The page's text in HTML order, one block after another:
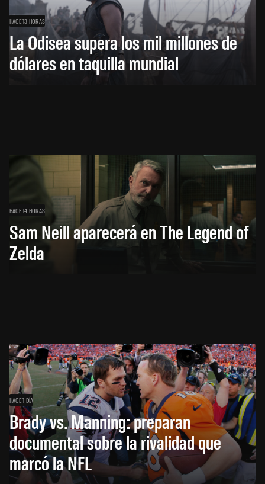
HACE 13 HORAS
La Odisea supera los mil millones de
dólares en taquilla mundial
HACE 14 HORAS
Sam Neill aparecerá en The Legend of
Zelda
HACE 1 DÍA
Brady vs. Manning: preparan
documental sobre la rivalidad que
marcó la NFL